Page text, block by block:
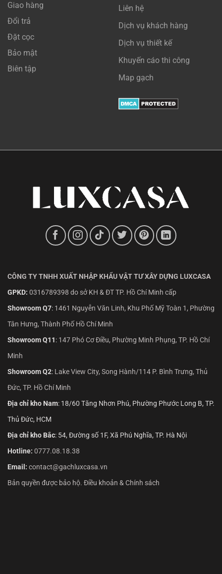
Giao hàng
Đổi trả
Đặt cọc
Bảo mật
Biên tập
Liên hệ
Dịch vụ khách hàng
Dịch vụ thiết kế
Khuyến cáo thi công
Map gạch
CÔNG TY TNHH XUẤT NHẬP KHẨU VẬT TƯ XÂY DỰNG LUXCASA
GPKD: 0316789398 do sở KH & ĐT TP. Hồ Chí Minh cấp
Showroom Q7: 1461 Nguyễn Văn Linh, Khu Phố Mỹ Toàn 1, Phường
Tân Hưng, Thành Phố Hồ Chí Minh
Showroom Q11: 147 Phó Cơ Điều, Phường Minh Phụng, TP. Hồ Chí
Minh
Showroom Q2: Lake View City, Song Hành/114 P. Bình Trưng, Thủ
Đức, TP. Hồ Chí Minh
Địa chỉ kho Nam: 18/60 Tăng Nhơn Phú, Phường Phước Long B, TP.
Thủ Đức, HCM
Địa chỉ kho Bắc: 54, Đường số 1F, Xã Phú Nghĩa, TP. Hà Nội
Hotline: 0777.08.18.38
Email: contact@gachluxcasa.vn
Bản quyền được bảo hộ. Điều khoản & Chính sách